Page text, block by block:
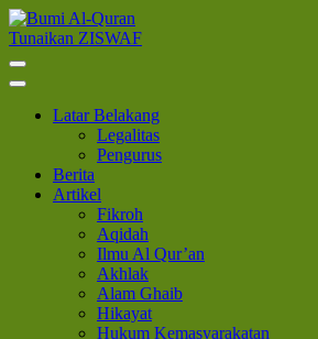
Lompat
ke
konten
(Tekan
Tunaikan ZISWAF
Latar Belakang
Legalitas
Pengurus
Berita
Artikel
Fikroh
Aqidah
Ilmu Al Qur’an
Akhlak
Alam Ghaib
Hikayat
Hukum Kemasyarakatan